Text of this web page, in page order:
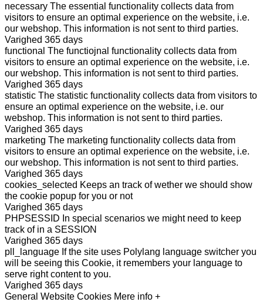
necessary The essential functionality collects data from
visitors to ensure an optimal experience on the website, i.e.
our webshop. This information is not sent to third parties.
Varighed 365 days
functional The functiojnal functionality collects data from
visitors to ensure an optimal experience on the website, i.e.
our webshop. This information is not sent to third parties.
Varighed 365 days
statistic The statistic functionality collects data from visitors to
ensure an optimal experience on the website, i.e. our
webshop. This information is not sent to third parties.
Varighed 365 days
marketing The marketing functionality collects data from
visitors to ensure an optimal experience on the website, i.e.
our webshop. This information is not sent to third parties.
Varighed 365 days
cookies_selected Keeps an track of wether we should show
the cookie popup for you or not
Varighed 365 days
PHPSESSID In special scenarios we might need to keep
track of in a SESSION
Varighed 365 days
pll_language If the site uses Polylang language switcher you
will be seeing this Cookie, it remembers your language to
serve right content to you.
Varighed 365 days
General Website Cookies Mere info +